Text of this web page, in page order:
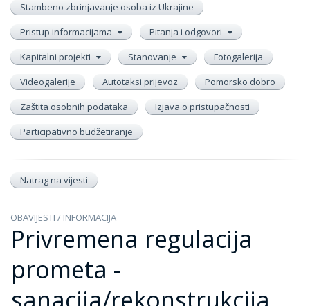
Stambeno zbrinjavanje osoba iz Ukrajine
Pristup informacijama
Pitanja i odgovori
Kapitalni projekti
Stanovanje
Fotogalerija
Videogalerije
Autotaksi prijevoz
Pomorsko dobro
Zaštita osobnih podataka
Izjava o pristupačnosti
Participativno budžetiranje
Natrag na vijesti
OBAVIJESTI / INFORMACIJA
Privremena regulacija
prometa -